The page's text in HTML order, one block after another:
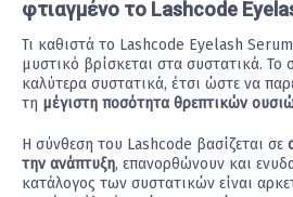
φτιαγμένο το Lashcode
Τι καθιστά το Lashcode Eyelash
μυστικό βρίσκεται στα συστατικά. Το
καλύτερα συστατικά, έτσι ώστε να
τη μέγιστη ποσότητα θρεπτικών
Η σύνθεση του Lashcode βασίζεται σε
την ανάπτυξη, επανορθώνουν και
κατάλογος των συστατικών είναι